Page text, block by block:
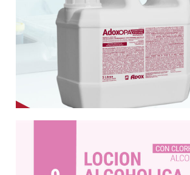
para el cuidado de manos con
especialmente